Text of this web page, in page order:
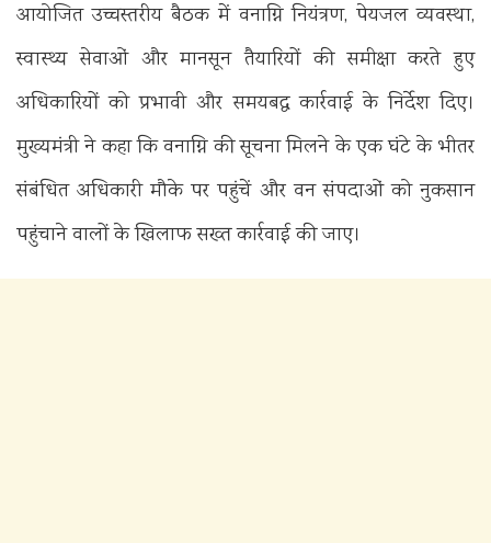
आयोजित उच्चस्तरीय बैठक में वनाग्नि नियंत्रण, पेयजल व्यवस्था,
स्वास्थ्य सेवाओं और मानसून तैयारियों की समीक्षा करते हुए
अधिकारियों को प्रभावी और समयबद्ध कार्रवाई के निर्देश दिए।
मुख्यमंत्री ने कहा कि वनाग्नि की सूचना मिलने के एक घंटे के भीतर
संबंधित अधिकारी मौके पर पहुंचें और वन संपदाओं को नुकसान
पहुंचाने वालों के खिलाफ सख्त कार्रवाई की जाए।